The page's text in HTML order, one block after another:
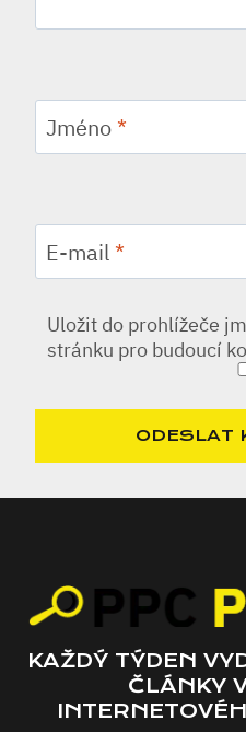
Jméno *
E-mail *
Uložit do prohlížeče
stránku pro budoucí
KAŽDÝ TÝDEN
ČLÁNKY